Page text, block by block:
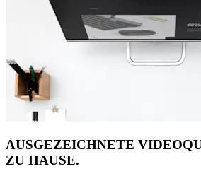
AUSGEZEICHNETE
ZU HAUSE.